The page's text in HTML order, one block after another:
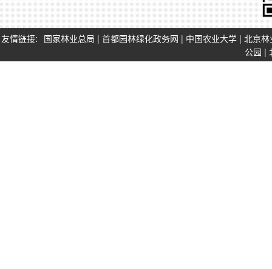
友情链接: 国家林业总局 | 首都园林绿化政务网 | 中国农业大学 | 北京
公园 |